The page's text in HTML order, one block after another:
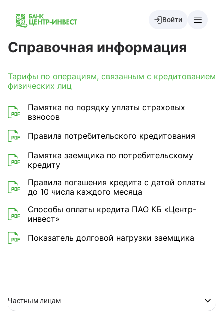
Войти
Справочная информация
Тарифы по операциям, связанным с кредитованием
физических лиц
Памятка по порядку уплаты страховых
взносов
Правила потребительского кредитования
Памятка заемщика по потребительскому
кредиту
Правила погашения кредита с датой оплаты
до 10 числа каждого месяца
Способы оплаты кредита ПАО КБ «Центр-
инвест»
Показатель долговой нагрузки заемщика
Частным лицам